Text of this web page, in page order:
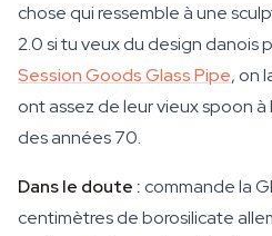
chose qui ressemble à une
2.0 si tu veux du design danois
Session Goods Glass Pipe, on
ont assez de leur vieux spoon
des années 70.
Dans le doute : commande la
centimètres de borosilicate